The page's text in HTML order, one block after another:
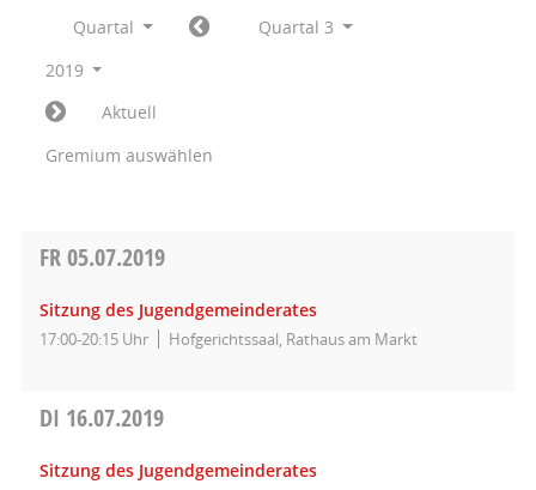
Quartal
Quartal 3
2019
Aktuell
Gremium auswählen
FR05.07.2019
Sitzung des Jugendgemeinderates
17:00-20:15 Uhr Hofgerichtssaal, Rathaus am Markt
DI 16.07.2019
Sitzung des Jugendgemeinderates